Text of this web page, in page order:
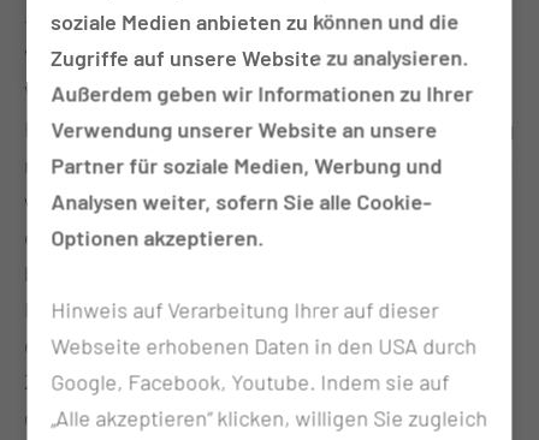
– CT) im Alten Stadthaus in Cottbus trafen.
Versorgung neu zu denken stand als
Verantwortungsmantra im Raum – im Kontext der
Entwicklung der jungen MUL – CT und in Verbindung
mit der Modellregion Gesundheit Lausitz. Am Vortag
war zudem noch der Start-up-Lausitz-Accelerator
eröffnet worden – eine weitere Dimension für das
big picture der Versorgungszukunft in der Lausitz.
Keiner bezweifelt mehr, dass dieses Großvorhaben
eine der spannendsten und bedeutsamsten
Zukunftsaufgaben im Strukturwandel ist, denn es
geht um die Zukunft Gesundheitsversorgung der
soziale Medien anbieten zu können und die
Zugriffe auf unsere Website zu analysieren.
Außerdem geben wir Informationen zu Ihrer
Verwendung unserer Website an unsere
Partner für soziale Medien, Werbung und
Analysen weiter, sofern Sie alle Cookie-
Optionen akzeptieren.
Hinweis auf Verarbeitung Ihrer auf dieser
Webseite erhobenen Daten in den USA durch
Google, Facebook, Youtube. Indem sie auf
„Alle akzeptieren“ klicken, willigen Sie zugleich